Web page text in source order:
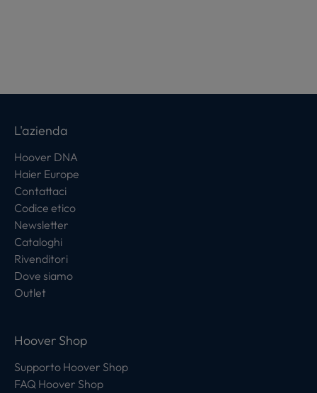
L'azienda
Hoover DNA
Haier Europe
Contattaci
Codice etico
Newsletter
Cataloghi
Rivenditori
Dove siamo
Outlet
Hoover Shop
Supporto Hoover Shop
FAQ Hoover Shop